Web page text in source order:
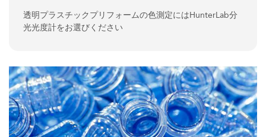
透明プラスチックプリフォームの色測定にはHunterLab分
光光度計をお選びください